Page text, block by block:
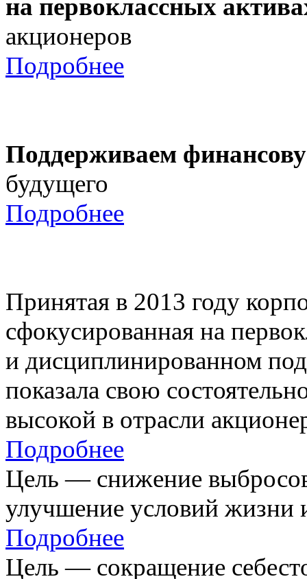
на первоклассных
акционеров
Подробнее
Поддерживаем
будущего
Подробнее
Принятая в 2013 году
сфокусированная на
и дисциплинированном
показала свою
высокой в отрасли
Подробнее
Цель — снижение
улучшение условий жизни
Подробнее
Цель — сокращение